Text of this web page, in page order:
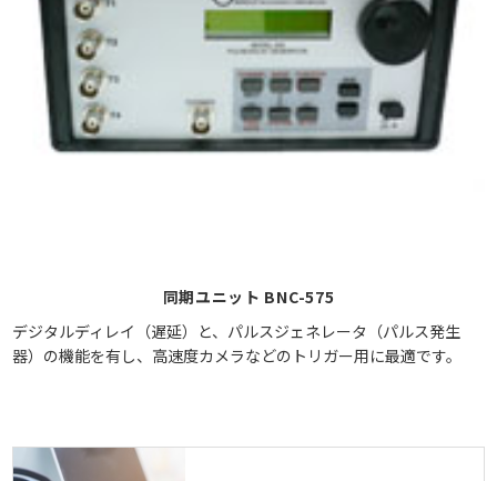
同期ユニット BNC-575
デジタルディレイ（遅延）と、パルスジェネレータ（パルス発生
器）の機能を有し、高速度カメラなどのトリガー用に最適です。